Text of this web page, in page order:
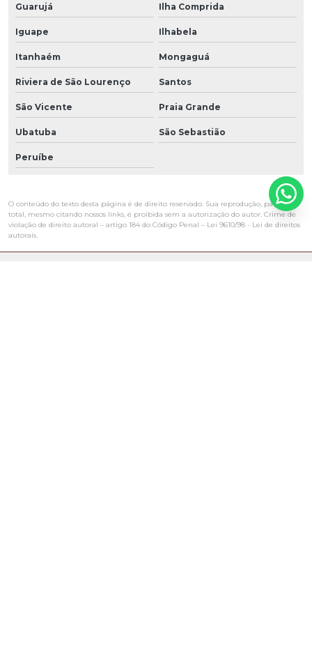
Guarujá Ilha Comprida
Iguape Ilhabela
Itanhaém Mongaguá
Riviera de São Lourenço Santos
São Vicente Praia Grande
Ubatuba São Sebastião
Peruíbe
O conteúdo do texto desta página é de direito reservado. Sua reprodução, parcial ou
total, mesmo citando nossos links, é proibida sem a autorização do autor. Crime de
violação de direito autoral – artigo 184 do Código Penal – Lei 9610/98 - Lei de direitos
autorais.